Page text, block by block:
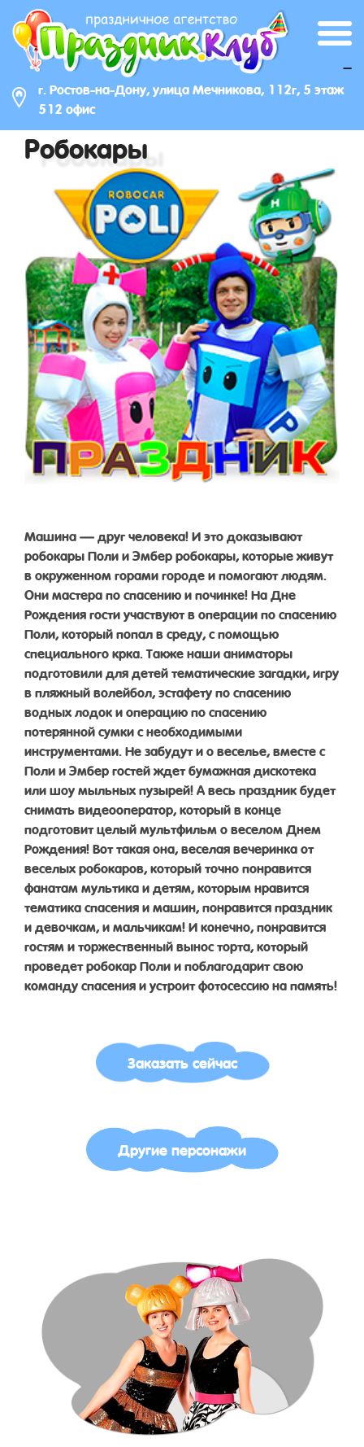
г. Ростов-на-Дону, улица Мечникова, 112г, 5 этаж
512 офис
_
Робокары
Машина — друг человека! И это доказывают
робокары Поли и Эмбер робокары, которые живут
в окруженном горами городе и помогают людям.
Они мастера по спасению и починке! На Дне
Рождения гости участвуют в операции по спасению
Поли, который попал в среду, с помощью
специального крка. Также наши аниматоры
подготовили для детей тематические загадки, игру
в пляжный волейбол, эстафету по спасению
водных лодок и операцию по спасению
потерянной сумки с необходимыми
инструментами. Не забудут и о веселье, вместе с
Поли и Эмбер гостей ждет бумажная дискотека
или шоу мыльных пузырей! А весь праздник будет
снимать видеооператор, который в конце
подготовит целый мультфильм о веселом Днем
Рождения! Вот такая она, веселая вечеринка от
веселых робокаров, который точно понравится
фанатам мультика и детям, которым нравится
тематика спасения и машин, понравится праздник
и девочкам, и мальчикам! И конечно, понравится
гостям и торжественный вынос торта, который
проведет робокар Поли и поблагодарит свою
команду спасения и устроит фотосессию на память!
Заказать сейчас
Другие персонажи